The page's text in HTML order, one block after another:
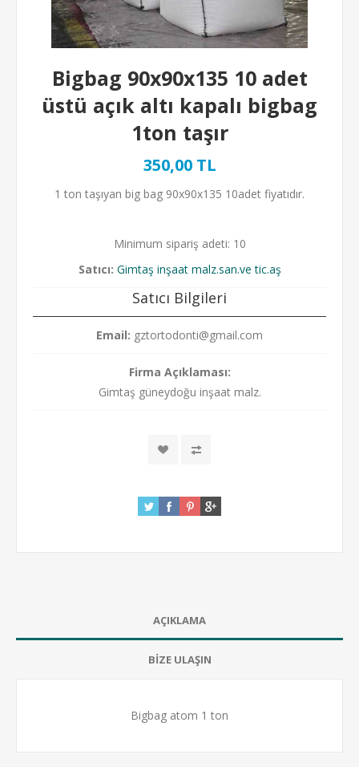
Bigbag 90x90x135 10 adet
üstü açık altı kapalı bigbag
1ton taşır
350,00 TL
1 ton taşıyan big bag 90x90x135 10adet fiyatıdır.
Minimum sipariş adeti: 10
Satıcı: Gimtaş inşaat malz.san.ve tic.aş
Satıcı Bilgileri
Email: gztortodonti@gmail.com
Firma Açıklaması:
Gimtaş güneydoğu inşaat malz.
AÇIKLAMA
BİZE ULAŞIN
Bigbag atom 1 ton